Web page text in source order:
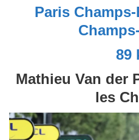
Paris
89
Mathieu Van der
les